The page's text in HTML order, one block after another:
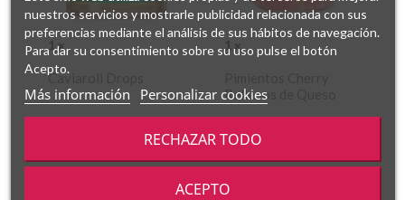
1 x
Caviaroli Drops
1 x
Rellenos de Queso
nuestros servicios y mostrarle publicidad relacionada con sus
preferencias mediante el análisis de sus hábitos de navegación.
Para dar su consentimiento sobre su uso pulse el botón
Acepto.
Más información Personalizar cookies
RECHAZAR TODO
ACEPTO